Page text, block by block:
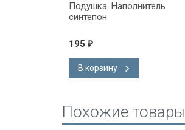
Подушка. Наполнитель
синтепон
195 ₽
В корзину
Похожие товары